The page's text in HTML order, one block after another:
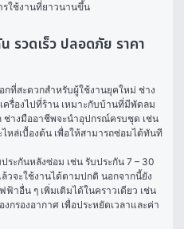
ใช้งานที่ยาวนานขึ้น
รวดเร็ว ปลอดภัย ราคา
กที่สะดวกสำหรับผู้ใช้งานยุคใหม่ ช่าง
ครื่องไปที่ร้าน เหมาะกับบ้านที่มีพัดลม
ช่างมืออาชีพจะนำอุปกรณ์ครบชุด เช่น
หล่เบื้องต้น เพื่อให้สามารถซ่อมได้ทันที
ระกันหลังซ่อม เช่น รับประกัน 7 – 30
วจะใช้งานได้ตามปกติ นอกจากนี้ยัง
ฟ้าอื่น ๆ เพิ่มเติมได้ในคราวเดียว เช่น
กรองอากาศ เพื่อประหยัดเวลาและค่า